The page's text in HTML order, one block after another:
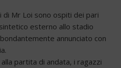
di Mr Loi sono ospiti dei pari
esterno allo stadio
annunciato con
partita di andata, i ragazzi